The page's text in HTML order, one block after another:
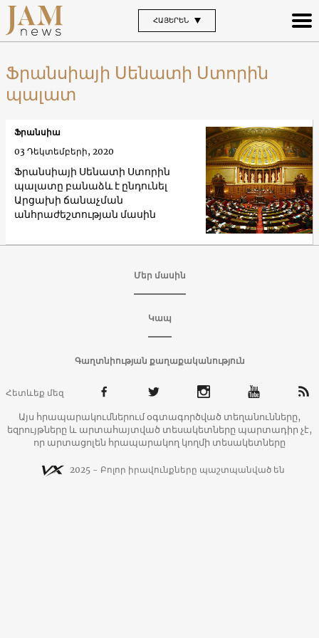
ՀԱՅԵՐԵՆ
Ֆրանսիայի Սենատի Ստորին
պալատ
Ֆրանսիայի Սենատի Ստորին
պալատը բանաձև է ընդունել
Արցախի ճանաչման
անհրաժեշտության մասին
Ֆրանսիա
03 Դեկտեմբերի, 2020
Մեր մասին
Կապ
Գաղտնիության քաղաքականություն
Հետևեք մեզ
Այս հրապարակումներում օգտագործված տեղանունները,
եզրույթները և արտահայտված տեսակետները պարտադիր չէ,
որ արտացոլեն հրապարակող կողմի տեսակետները
2025 - Բոլոր իրավունքները պաշտպանված են